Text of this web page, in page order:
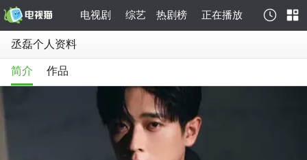
电视剧 综艺 热剧榜 正在播放
丞磊个人资料
简介 作品